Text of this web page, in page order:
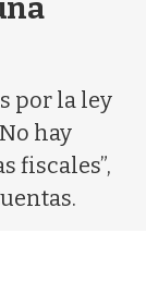
por la ley
hay
fiscales”,